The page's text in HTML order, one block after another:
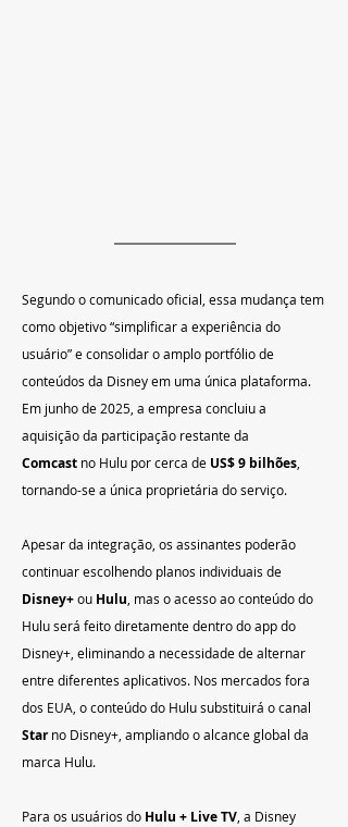
Segundo o comunicado oficial, essa mudança tem
como objetivo “simplificar a experiência do
usuário” e consolidar o amplo portfólio de
conteúdos da Disney em uma única plataforma.
Em junho de 2025, a empresa concluiu a
aquisição da participação restante da
Comcast no Hulu por cerca de US$ 9 bilhões
tornando-se a única proprietária do serviço.
Apesar da integração, os assinantes poderão
continuar escolhendo planos individuais de
Disney+ ou Hulu , mas o acesso ao conteúdo do
Hulu será feito diretamente dentro do app do
Disney+, eliminando a necessidade de alternar
entre diferentes aplicativos. Nos mercados fora
dos EUA, o conteúdo do Hulu substituirá o canal
Star no Disney+, ampliando o alcance global da
marca Hulu.
Para os usuários do Hulu + Live TV , a Disney